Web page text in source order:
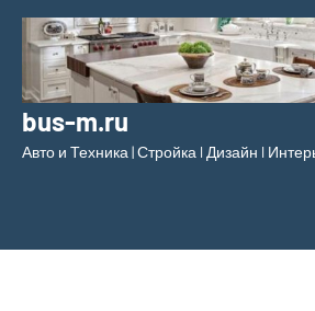
Перейти
содержимому
bus-m.ru
Авто и Техника | Стройка l Дизайн l